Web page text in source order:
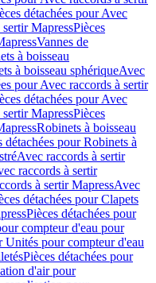
détachées pour Avec
MapressPièces
Vannes de
à boisseau
à boisseau sphériqueAvec
pour Avec raccords à sertir
détachées pour Avec
MapressPièces
Robinets à boisseau
détachées pour Robinets à
Avec raccords à sertir
raccords à sertir
à sertir MapressAvec
détachées pour Clapets
Pièces détachées pour
compteur d'eau pour
Unités pour compteur d'eau
Pièces détachées pour
d'air pour